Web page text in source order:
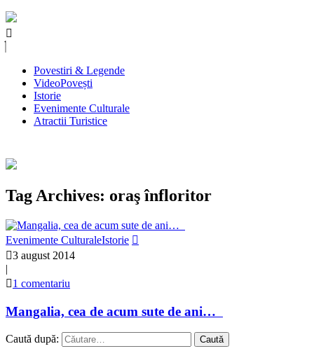
Povestiri & Legende
VideoPovești
Istorie
Evenimente Culturale
Atractii Turistice
Tag Archives: oraş înfloritor
Evenimente CulturaleIstorie
3 august 2014
|
1 comentariu
Mangalia, cea de acum sute de ani…
Caută după: